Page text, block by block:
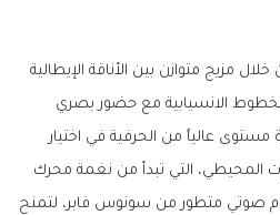
مزيج متوازن بين الأناقة الإيطالية
الخطوط الانسيابية مع حضور بصري
عالياً من الحرفية في اختيار
المحيطي، التي تبدأ من نغمة محرك
صوتي متطور من سونوس فابر، لتمنح